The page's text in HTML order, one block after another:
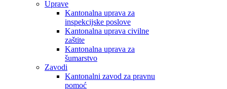
Uprave
Kantonalna uprava za
inspekcijske poslove
Kantonalna uprava civilne
zaštite
Kantonalna uprava za
šumarstvo
Zavodi
Kantonalni zavod za pravnu
pomoć